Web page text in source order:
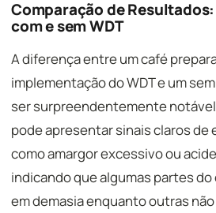
Comparação de
com e sem WDT
A diferença entre um café
implementação do WDT e um
ser surpreendentemente
pode apresentar sinais claros de
como amargor excessivo ou
indicando que algumas partes
em demasia enquanto outras